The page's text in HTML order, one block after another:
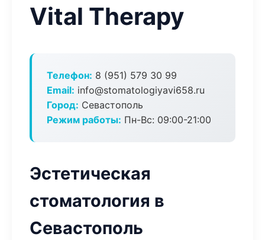
Vital Therapy
Телефон: 8 (951) 579 30 99
Email: info@stomatologiyavi658.ru
Город: Севастополь
Режим работы: Пн-Вс: 09:00-21:00
Эстетическая
стоматология в
Севастополь